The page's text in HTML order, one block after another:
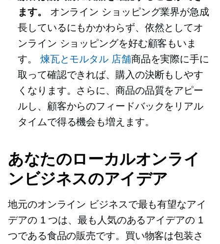
ます。
オンライン ショッピング業界が急成
長しているにもかかわらず、依然としてオ
ンライン ショッピングを好む顧客もいま
す。 煉瓦とモルタル 店舗商品を実際に手に
取って確認できれば、購入の決断もしやす
くなります。さらに、商品の品質をアピー
ルし、顧客からのフィードバックをリアル
タイムで得る機会も増えます。
あなたのローカルオンライ
ンビジネスのアイデア
地元のオンライン ビジネスで最も有望なアイ
デアの 1 つは、最も人気のあるアイデアの 1
つである食品の販売です。買い物客は包装さ